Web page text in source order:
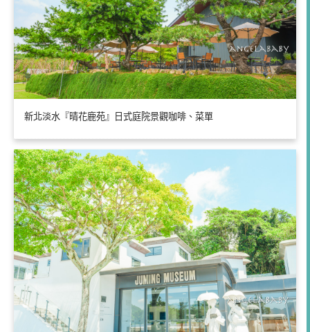
新北淡水『晴花鹿苑』日式庭院景觀咖啡、菜單